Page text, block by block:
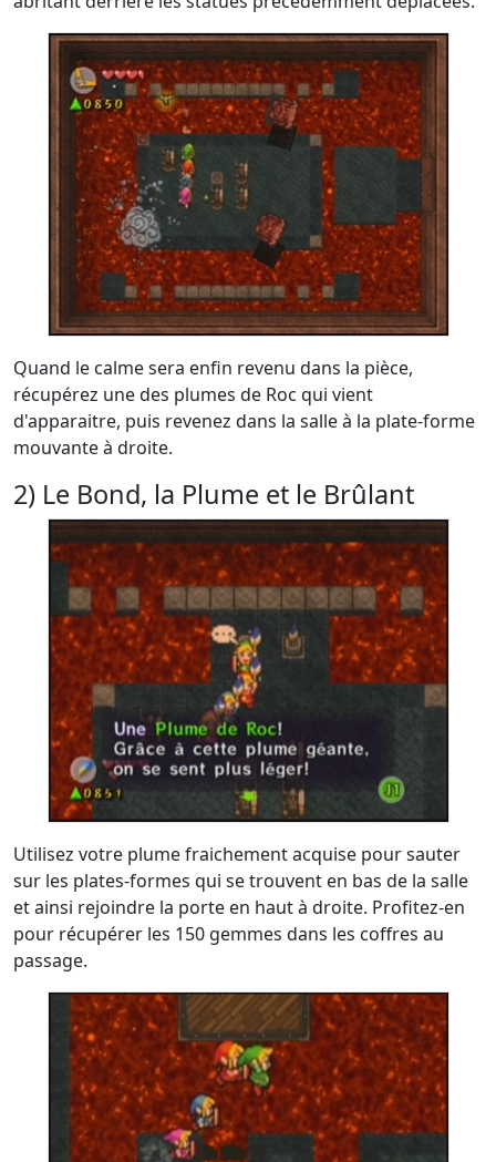
Quand le calme sera enfin revenu dans la pièce,
récupérez une des plumes de Roc qui vient
d'apparaitre, puis revenez dans la salle à la plate-forme
mouvante à droite.
2) Le Bond, la Plume et le Brûlant
Utilisez votre plume fraichement acquise pour sauter
sur les plates-formes qui se trouvent en bas de la salle
et ainsi rejoindre la porte en haut à droite. Profitez-en
pour récupérer les 150 gemmes dans les coffres au
passage.